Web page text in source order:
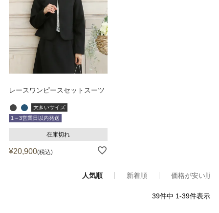
レースワンピースセットスーツ
大きいサイズ
1～3営業日以内発送
¥20,900 税込
在庫切れ
人気順 新着順 価格が安い順
39件中 1-39件表示